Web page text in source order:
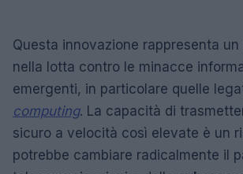
Questa innovazione rappresenta
nella lotta contro le minacce
emergenti, in particolare quelle
computing. La capacità di
sicuro a velocità così elevate è un
potrebbe cambiare radicalmente il